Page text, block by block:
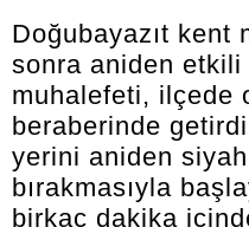
Doğubayazıt kent
sonra aniden etkili
muhalefeti, ilçede
beraberinde
yerini aniden
bırakmasıyla
birkaç dakika